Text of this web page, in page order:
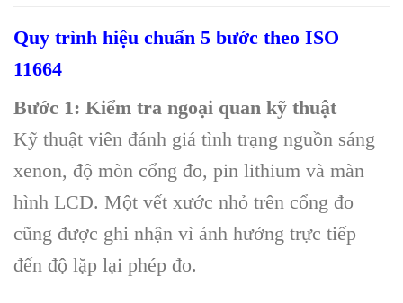
Quy trình hiệu chuẩn 5 bước theo ISO
11664
Bước 1: Kiểm tra ngoại quan kỹ thuật
Kỹ thuật viên đánh giá tình trạng nguồn sáng
xenon, độ mòn cổng đo, pin lithium và màn
hình LCD. Một vết xước nhỏ trên cổng đo
cũng được ghi nhận vì ảnh hưởng trực tiếp
đến độ lặp lại phép đo.